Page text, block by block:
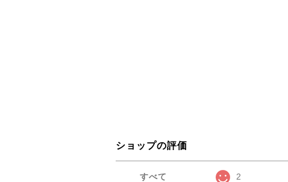
ショップの評価
すべて 2